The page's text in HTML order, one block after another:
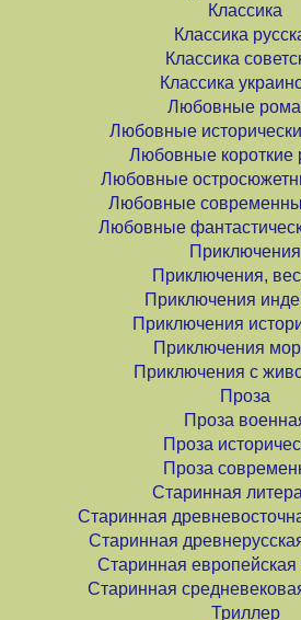
Классика
Классика
Классика
Классика
Любовные
Любовные
Любовные короткие
Любовные
Любовные
Любовные
Приключения
Приключения,
Приключения
Приключения
Приключения
Приключения с
Проза
Проза
Проза
Проза
Старинная
Старинная
Старинная
Старинная европейская
Старинная
Триллер